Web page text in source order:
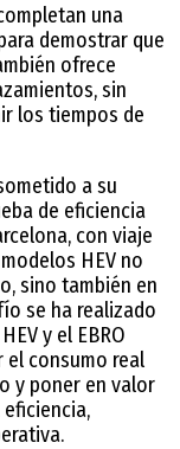
una
demostrar que
ofrece
sin
los tiempos de
a su
de eficiencia
con viaje
HEV no
sino también en
se ha realizado
y el EBRO
el consumo real
y poner en valor